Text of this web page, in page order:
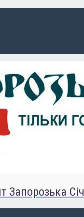
Запорозька Січ